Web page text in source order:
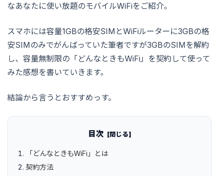
なあなたに使い放題のモバイルWiFiをご紹介。
スマホには容量1GBの格安SIMとWiFiルーターに3GBの格
安SIMのみでがんばっていた筆者ですが3GBのSIMを解約
し、容量無制限の「どんなときもWiFi」を契約して使って
みた感想を書いていきます。
結論から言うとおすすめっす。
目次
「どんなときもWiFi」とは
契約方法